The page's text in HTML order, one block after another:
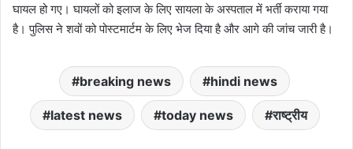
घायल हो गए। घायलों को इलाज के लिए सायला के अस्पताल में भर्ती कराया गया
है। पुलिस ने शवों को पोस्टमार्टम के लिए भेज दिया है और आगे की जांच जारी है।
breaking news hindi news
latest news today news राष्ट्रीय